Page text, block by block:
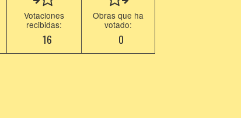
Votaciones
recibidas:
16
Obras que ha
votado:
0